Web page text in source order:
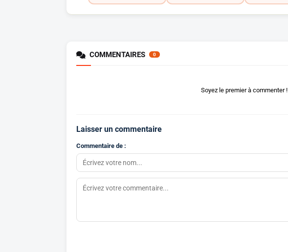
COMMENTAIRES 0
Soyez le premier à commenter !
Laisser un commentaire
Commentaire de :